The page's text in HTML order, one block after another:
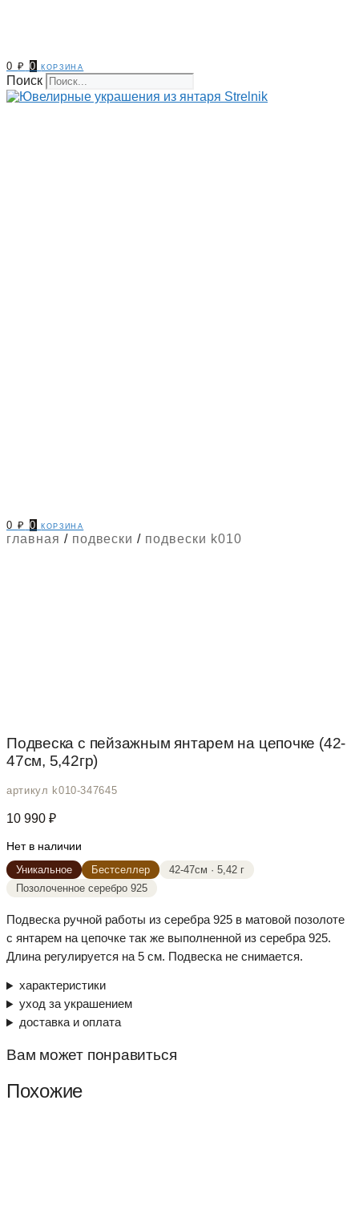
0₽ 0 корзина
Поиск
0₽ 0 корзина
главная / подвески / подвески k010
Подвеска с пейзажным янтарем на цепочке (42-
47см, 5,42гр)
артикул k010-347645
10 990 ₽
Нет в наличии
Уникальное Бестселлер
42-47см · 5,42 г
Позолоченное серебро 925
Подвеска ручной работы из серебра 925 в матовой позолоте
с янтарем на цепочке так же выполненной из серебра 925.
Длина регулируется на 5 см. Подвеска не снимается.
характеристики
уход за украшением
доставка и оплата
Вам может понравиться
Похожие